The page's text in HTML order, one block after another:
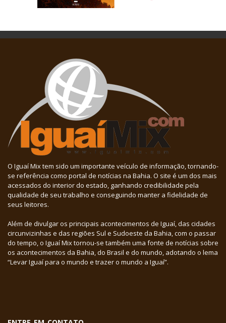
O Iguaí Mix tem sido um importante veículo de informação, tornando-
se referência como portal de notícias na Bahia. O site é um dos mais
acessados do interior do estado, ganhando credibilidade pela
qualidade de seu trabalho e conseguindo manter a fidelidade de
seus leitores.
Além de divulgar os principais acontecimentos de Iguaí, das cidades
circunvizinhas e das regiões Sul e Sudoeste da Bahia, com o passar
do tempo, o Iguaí Mix tornou-se também uma fonte de notícias sobre
os acontecimentos da Bahia, do Brasil e do mundo, adotando o lema
“Levar Iguaí para o mundo e trazer o mundo a Iguaí”.